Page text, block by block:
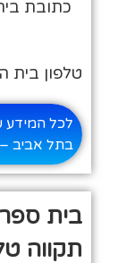
כתובת
טלפון בית הספר:
לכל המידע
בתל אביב –
בית
תקווה